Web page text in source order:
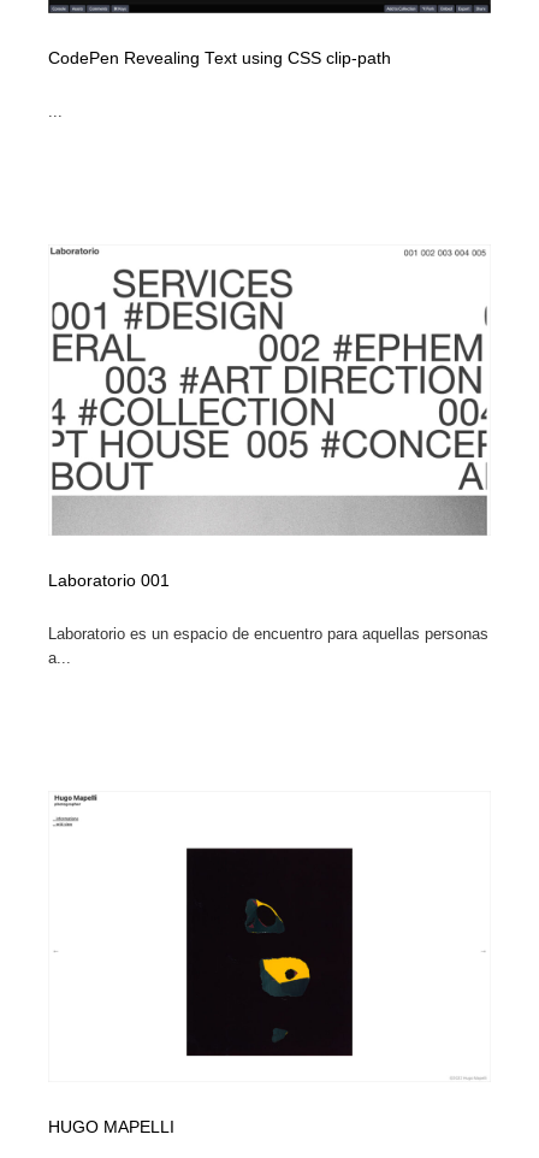
CodePen Revealing Text using CSS clip-path
...
Laboratorio 001
Laboratorio es un espacio de encuentro para aquellas personas
a...
HUGO MAPELLI